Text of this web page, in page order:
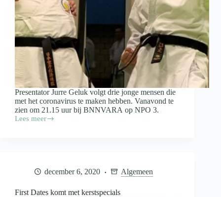
Presentator Jurre Geluk volgt drie jonge mensen die
met het coronavirus te maken hebben. Vanavond te
zien om 21.15 uur bij BNNVARA op NPO 3.
Lees meer
Nieuw
Hebben
met
december 6, 2020 Algemeen
First Dates komt met kerstspecials